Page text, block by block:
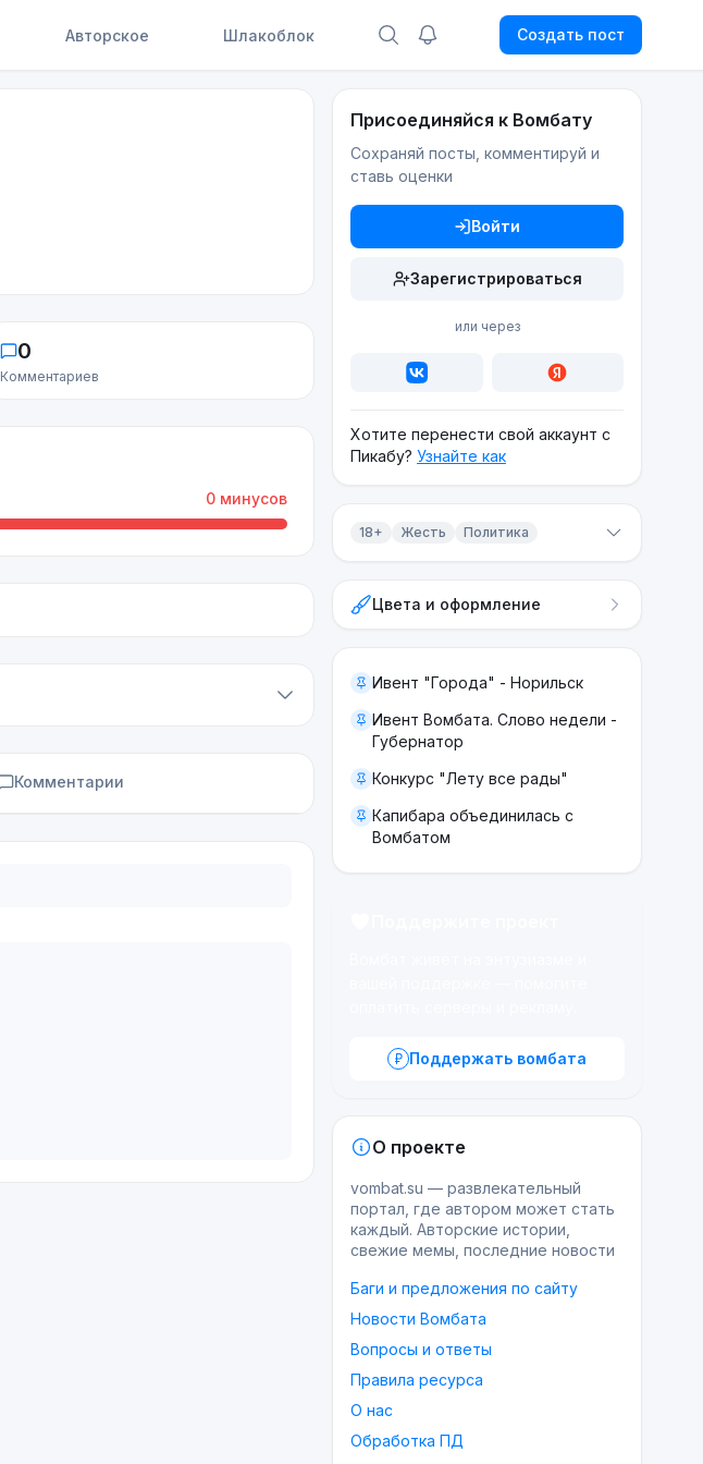
Авторское Шлакоблок Создать пост
0
Комментариев
0 минусов
Комментарии
Присоединяйся к Вомбату
Сохраняй посты, комментируй и
ставь оценки
Войти
Зарегистрироваться
или через
Хотите перенести свой аккаунт с
Пикабу? Узнайте как
18+ Жесть Политика
ЖестьЦвета и оформление
Ивент "Города" - Норильск
Ивент Вомбата. Слово недели -
Губернатор
Конкурс "Лету все рады"
Капибара объединилась с
Вомбатом
Поддержать вомбата
О проекте
vombat.su — развлекательный
портал, где автором может стать
каждый. Авторские истории,
свежие мемы, последние новости
Баги и предложения по сайту
Новости Вомбата
Вопросы и ответы
Правила ресурса
О нас
Обработка ПД